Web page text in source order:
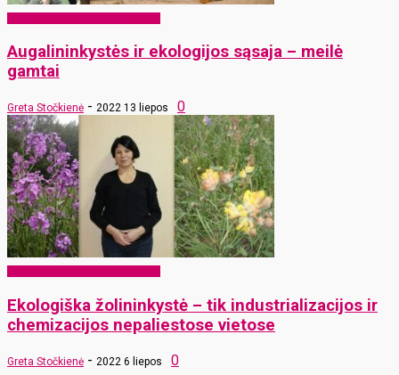
Augalininkystės ir ekologijos sąsaja – meilė
gamtai
Greta Stočkienė - 2022 13 liepos 0
Ekologiška žolininkystė – tik industrializacijos ir
chemizacijos nepaliestose vietose
Greta Stočkienė - 2022 6 liepos 0